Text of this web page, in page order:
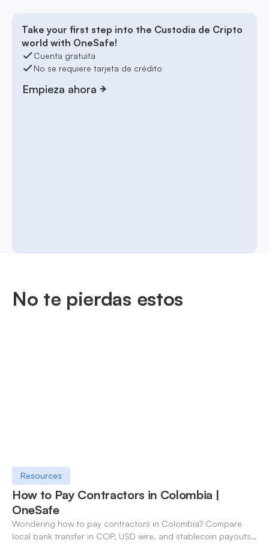
Take your first step into the Custodia de Cripto
world with OneSafe!
Cuenta gratuita
No se requiere tarjeta de crédito
Empieza ahora
No te pierdas estos
Resources
How to Pay Contractors in Colombia |
OneSafe
Wondering how to pay contractors in Colombia? Compare
local bank transfer in COP, USD wire, and stablecoin payouts.